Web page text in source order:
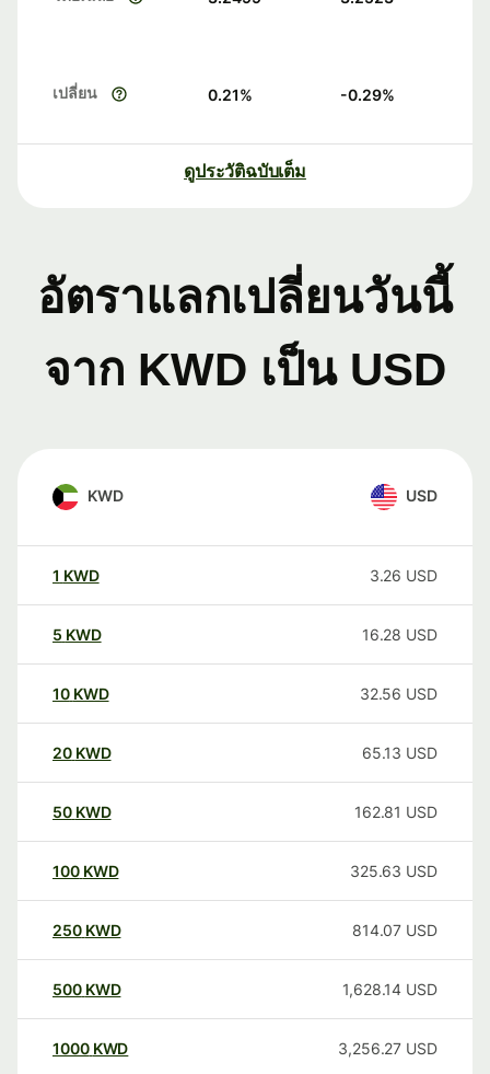
เปลี่ยน 0.21% -0.29%
ดูประวัติฉบับเต็ม
อัตราแลกเปลี่ยนวันนี้
จาก KWD เป็น USD
KWD USD
1 KWD 3.26 USD
5 KWD 16.28 USD
10 KWD 32.56 USD
20 KWD 65.13 USD
50 KWD 162.81 USD
100 KWD 325.63 USD
250 KWD 814.07 USD
500 KWD 1,628.14 USD
1000 KWD 3,256.27 USD